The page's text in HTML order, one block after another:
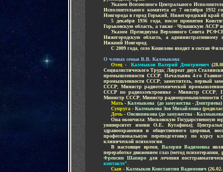
Указом Всесоюзного Центрального
Исполнительного комитета от 7 октября 1932
Новгорода в город Горький Нижегородский край
5 декабря 1936 года ,после принятия
Горьковскую область а также - Чувашскую АССР
Указом Президиума Верховного Совета
Нижегородскую область
а административному
Нижний Новгород
С 2009 года село Кошелево входит в состав
О членах семьи В.В. Калмыкова:
Отец - Калмыков Валерий Дмитриевич (
Социалистического Труда; Лауреат двух
промышленности СССР; Начальник 4-го
промышленности СССР; заместитель,первый
СССР; Министр радиотехнической
СССР по радиоэлектронике - Министр СССР;
Министр СССР; Министр радиопромышленности
Мать - Калмыкова (до замужества -
Супруга - Калмыкова Зоя Михайловна (
Дочь - Овсянникова (до замужества -
Она окончила:Московскую Государственную
университет имени О.Е. Кутафина);
здравоохранения и общественного здоровья,
профессиональную переподготовку по курсу
клинической психологии
В настоящее время, Валерия Вадимовна
переработке движением глаз(метод психотерапии
Френсин Шапиро
для лечения
контакте"
Сын - Калмыков Константин Вадимович (